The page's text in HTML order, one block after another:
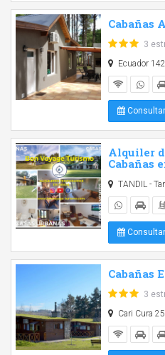
Cabañas
3
Ecuador
Alquiler
Cabañas
TANDIL -
Cabañas
3
Cari Cura